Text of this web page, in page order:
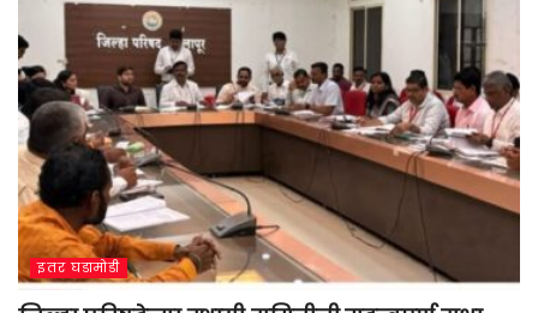
इतर घडामोडी